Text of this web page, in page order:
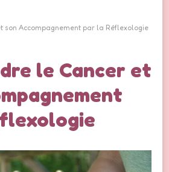
son Accompagnement par la Réflexologie
le Cancer et